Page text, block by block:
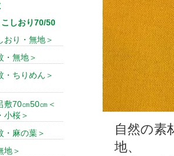
自然の素
地、
しおり70/50
おり・無地＞
・無地＞
・ちりめん＞
敷70㎝50㎝＜
小桜＞
・麻の葉＞
地＞